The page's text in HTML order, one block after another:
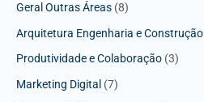
Geral Outras Áreas (8)
Arquitetura Engenharia e Construção
Produtividade e Colaboração (3)
Marketing Digital (7)